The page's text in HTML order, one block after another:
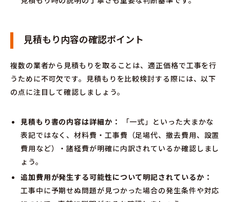
見積もり内容の確認ポイント
複数の業者から見積もりを取ることは、適正価格で工事を行
うために不可欠です。見積もりを比較検討する際には、以下
の点に注目して確認しましょう。
見積もり書の内容は詳細か：
「一式」といった大まかな
表記ではなく、材料費・工事費（足場代、撤去費用、設置
費用など）・諸経費が明確に内訳されているか確認しまし
ょう。
追加費用が発生する可能性について明記されているか：
工事中に予期せぬ問題が見つかった場合の発生条件や対応